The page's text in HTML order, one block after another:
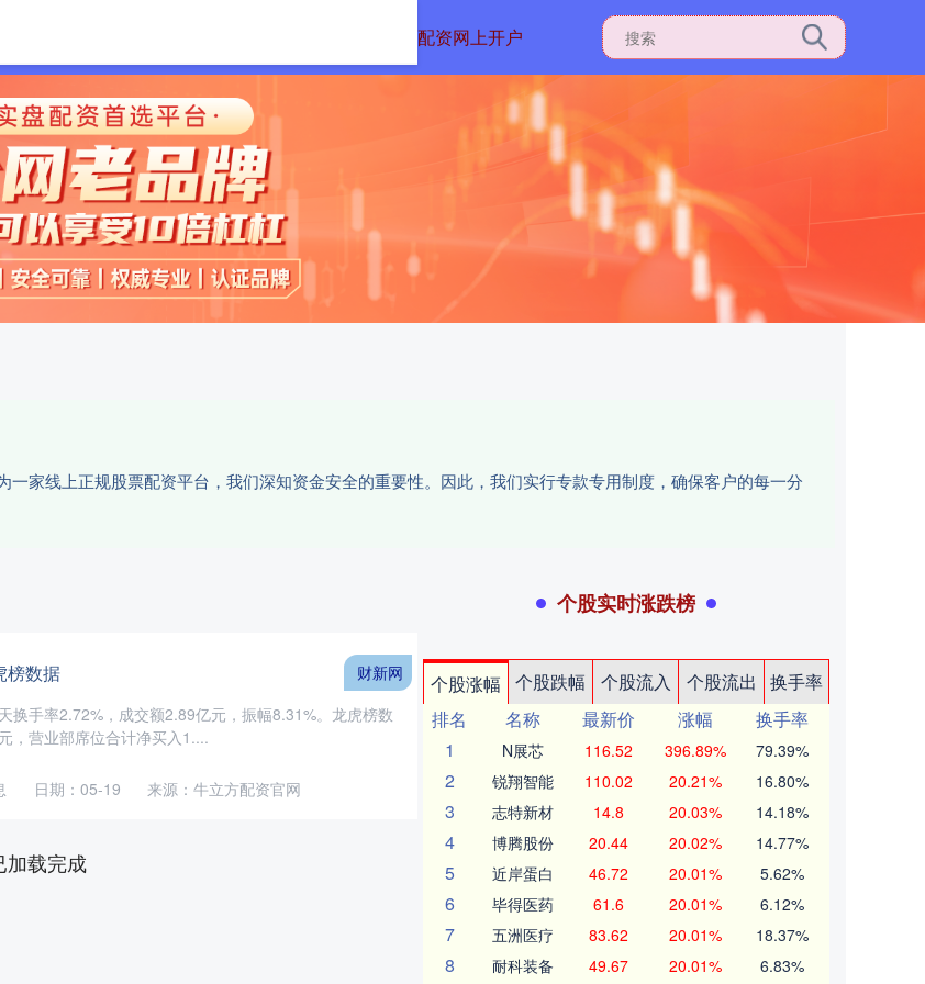
正规配资网上开户
家线上正规股票配资平台，我们深知资金安全的重要性。因此，我们实行专款专用制度，确保客户的每一分
榜数据
换手率2.72%，成交额2.89亿元，振幅8.31%。龙虎榜数
，营业部席位合计净买入1....
财新网
日期：05-19 来源：牛立方配资官网
加载完成
个股实时涨跌榜
个股涨幅 个股跌幅 个股流入 个股流出
换手率
排名
名称 最新价 涨幅
换手率
1
N展芯 116.52 396.89% 79.39%
2 锐翔智能 110.02 20.21% 16.80%
3 志特新材 14.8 20.03% 14.18%
4 博腾股份 20.44 20.02% 14.77%
5 近岸蛋白 46.72 20.01% 5.62%
6 毕得医药 61.6 20.01% 6.12%
7 五洲医疗 83.62 20.01% 18.37%
8 耐科装备 49.67 20.01% 6.83%